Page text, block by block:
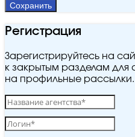
Сохранить
Регистрация
Зарегистрируйтесь на
к закрытым разделам для
на профильные рассылки.